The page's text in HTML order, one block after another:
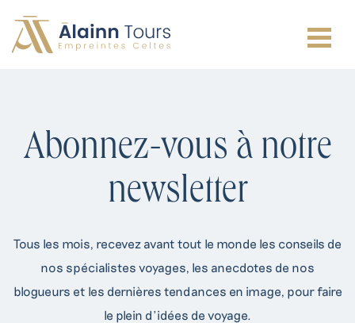
Écosse
Pays de Galles
Abonnez-vous à notre
newsletter
Tous les mois, recevez avant tout le monde les conseils de
nos spécialistes voyages, les anecdotes de nos
blogueurs et les dernières tendances en image, pour faire
le plein d’idées de voyage.